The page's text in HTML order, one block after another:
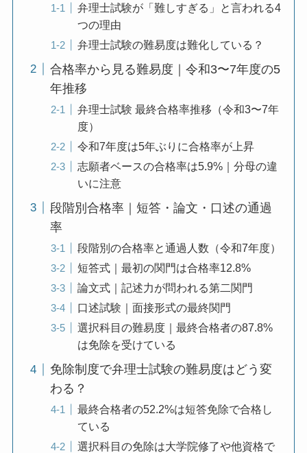
弁理士試験が「難しすぎる」と言われる4
つの理由
弁理士試験の難易度は難化している？
合格率から見る難易度｜令和3〜7年度の5
年推移
弁理士試験 最終合格率推移（令和3〜7年
度）
令和7年度は5年ぶりに合格率が上昇
志願者ベースの合格率は5.9%｜分母の違
いに注意
段階別合格率｜短答・論文・口述の通過
率
段階別の合格率と通過人数（令和7年度）
短答式｜最初の関門は合格率12.8%
論文式｜記述力が問われる第二関門
口述試験｜面接形式の最終関門
選択科目の難易度｜最終合格者の87.8%
は免除を受けている
免除制度で弁理士試験の難易度はどう変
わる？
最終合格者の52.2%は短答免除で合格し
ている
選択科目の免除は大学院修了や他資格で